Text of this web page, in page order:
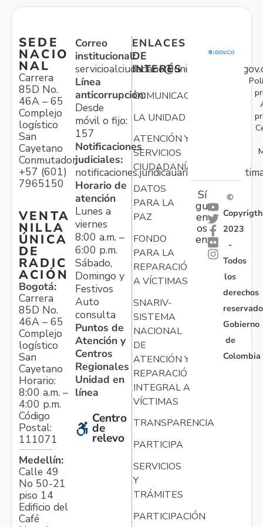
SEDE
NACIO
NAL
Carrera
85D No.
46A – 65
Complejo
logístico
San
Cayetano
Conmutador:
+57 (601)
7965150
VENTA
NILLA
ÚNICA
DE
RADIC
ACIÓN
Bogotá:
Carrera
85D No.
46A – 65
Complejo
logístico
San
Cayetano
Horario:
8:00 a.m. –
4:00 p.m.
Código
Postal:
111071
Medellín:
Calle 49
No 50-21
piso 14
Edificio del
Café
Correo
institucional:
Línea
anticorrupción:
Desde
móvil o fijo:
157
Notificaciones
judiciales:
Horario de
atención
Lunes a
viernes
8:00 a.m. –
6:00 p.m.
Sábado,
Domingo y
Festivos
Auto
consulta
Puntos de
Atención y
Centros
Regionales
Unidad en
línea
Centro
de
relevo
ENLACES
DE
INTERÉS
COMUNICACIONES
LA UNIDAD
ATENCIÓN Y
SERVICIOS
CIUDADANÍA
DATOS
PARA LA
PAZ
FONDO
PARA LA
REPARACIÓN
A VÍCTIMAS
SNARIV-
SISTEMA
NACIONAL
DE
ATENCIÓN Y
REPARACIÓN
INTEGRAL A
VÍCTIMAS
TRANSPARENCIA
PARTICIPA
SERVICIOS
Y
TRÁMITES
PARTICIPACIÓN
Sí
gu
en
os
en:
©
Copyrigth
2023
-
Todos
los
derechos
Gobierno
de
Colombia